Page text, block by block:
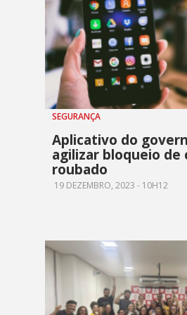
SEGURANÇA
Aplicativo do
agilizar bloqueio de
roubado
19 DEZEMBRO, 2023 - 10H12